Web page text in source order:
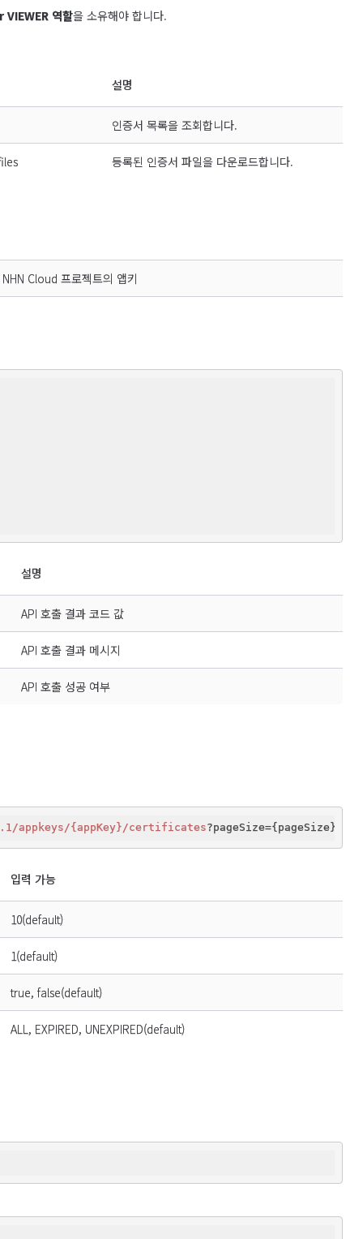
역할을 소유해야 합니다.
설명
인증서 목록을 조회합니다.
등록된 인증서 파일을 다운로드합니다.
Cloud 프로젝트의 앱키
설명
API 호출 결과 코드 값
API 호출 결과 메시지
API 호출 성공 여부
appkeys/{appKey}/certificates
입력 가능
10(default)
1(default)
true, false(default)
ALL, EXPIRED, UNEXPIRED(default)